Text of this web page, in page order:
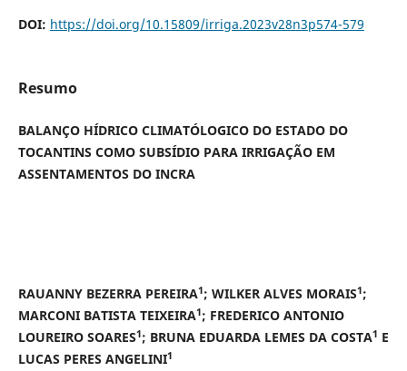
DOI: https://doi.org/10.15809/irriga.2023v28n3p574-579
Resumo
BALANÇO HÍDRICO CLIMATÓLOGICO DO ESTADO DO
TOCANTINS COMO SUBSÍDIO PARA IRRIGAÇÃO EM
ASSENTAMENTOS DO INCRA
RAUANNY BEZERRA PEREIRA1; WILKER ALVES MORAIS1;
MARCONI BATISTA TEIXEIRA1; FREDERICO ANTONIO
LOUREIRO SOARES1; BRUNA EDUARDA LEMES DA COSTA1 E
LUCAS PERES ANGELINI1